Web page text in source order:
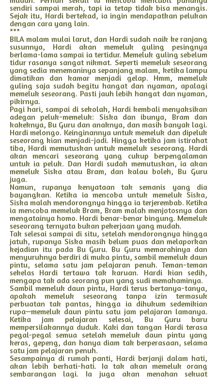
sendiri sampai merah, tapi ia tetap tidak bisa menangis.
Sejak itu, Hardi bertekad, ia ingin mendapatkan pelukan
dengan cara yang lain.
***
BILA malam mulai larut, dan Hardi sudah naik ke ranjang
susunnya, Hardi akan memeluk guling pesingnya
berlama-lama sampai ia tertidur. Memeluk guling sebelum
tidur rasanya sangat nikmat. Seperti memeluk seseorang
yang sedia menemaninya sepanjang malam, ketika lampu
dimatikan dan kamar menjadi gelap. Hmm, memeluk
guling saja sudah begitu hangat dan nyaman, apalagi
memeluk seseorang. Pasti jauh lebih hangat dan nyaman,
pikirnya.
Pagi hari, sampai di sekolah, Hardi kembali menyaksikan
adegan peluk-memeluk: Siska dan ibunya, Bram dan
kakeknya, Bu Guru dan anaknya, dan masih banyak lagi.
Hardi melongo. Keinginannya untuk memeluk dan dipeluk
seseorang kian menjadi-jadi. Hingga ketika jam istirahat
tiba, Hardi memutuskan untuk memeluk seseorang. Hardi
akan mencari seseorang yang cukup berpengalaman
untuk ia peluk. Dan Hardi sudah memutuskan, ia akan
memeluk Siska atau Bram, dan kalau boleh, Bu Guru
juga.
Namun, rupanya kenyataan tak semanis yang dia
bayangkan. Ketika ia mencoba untuk memeluk Siska,
Siska malah mendorongnya hingga ia terjerembab. Ketika
ia mencoba memeluk Bram, Bram malah menjotosnya dan
mengatainya homo. Hardi benar-benar bingung. Memeluk
seseorang ternyata bukan pekerjaan yang mudah.
Tak selesai sampai di situ, setelah mendorongnya hingga
jatuh, rupanya Siska masih belum puas dan melaporkan
kejadian itu pada Bu Guru. Bu Guru memarahinya dan
menyuruhnya berdiri di muka pintu, sambil memeluk daun
pintu, selama satu jam pelajaran penuh. Teman-teman
sekelas Hardi tertawa tak karuan. Hardi kian sedih,
mengapa tak ada seorang pun yang sudi memahaminya.
Sambil memeluk daun pintu, Hardi terus bertanya-tanya,
apakah memeluk seseorang tanpa izin termasuk
perbuatan tak pantas, hingga ia dihukum sedemikian
rupa—memeluk daun pintu satu jam pelajaran lamanya.
Ketika jam pelajaran selesai, Bu Guru baru
mempersilakannya duduk. Kaki dan tangan Hardi terasa
pegal-pegal semua setelah memeluk daun pintu yang
keras, gepeng, dan hanya diam tak berperasaan, selama
satu jam pelajaran penuh.
Sesampainya di rumah panti, Hardi berjanji dalam hati,
akan lebih berhati-hati. Ia tak akan memeluk orang
sembarangan lagi. Ia juga akan menahan sekuat